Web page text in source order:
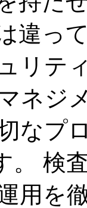
違っ
リテ
ネジ
なプ
。 検
用を